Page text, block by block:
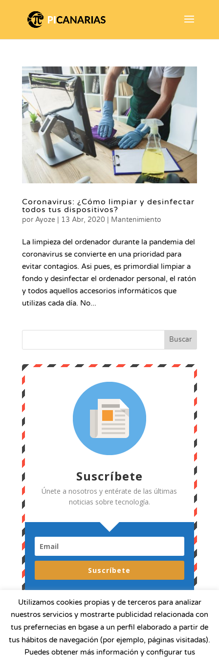
Coronavirus: ¿Cómo limpiar y desinfectar
todos tus dispositivos?
por Ayoze| 13 Abr, 2020| Mantenimiento
La limpieza del ordenador durante la pandemia del
coronavirus se convierte en una prioridad para
evitar contagios. Asi pues, es primordial limpiar a
fondo y desinfectar el ordenador personal, el ratón
y todos aquellos accesorios informáticos que
utilizas cada día. No...
Suscríbete
Únete a nosotros y entérate de las últimas
noticias sobre tecnología.
Suscríbete
Utilizamos cookies propias y de terceros para analizar
nuestros servicios y mostrarte publicidad relacionada con
tus prefernecias en bgase a un perfil elaborado a partir de
tus hábitos de navegación (por ejemplo, páginas visitadas).
Puedes obtener más información y configurar tus